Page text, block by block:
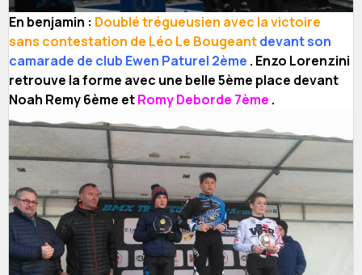
En benjamin : Doublé trégueusien avec la victoire
sans contestation de Léo Le Bougeantdevant son
camarade de club Ewen Paturel 2ème . Enzo Lorenzini
retrouve la forme avec une belle 5ème place devant
Noah Remy 6ème etRomy Deborde 7ème .